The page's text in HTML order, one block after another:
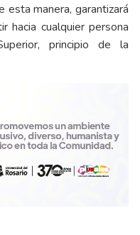
esta manera, garantizará
cualquier persona
principio de la